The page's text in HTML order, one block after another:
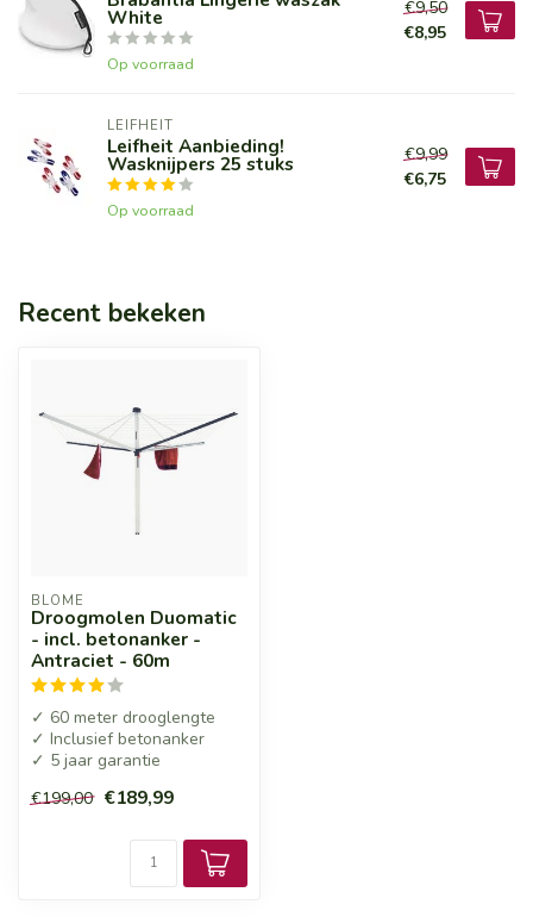
White
Op voorraad
€9,50
€8,95
LEIFHEIT
Leifheit Aanbieding!
Wasknijpers 25 stuks
Op voorraad
€9,99
€6,75
Recent bekeken
BLOME
Droogmolen Duomatic
- incl. betonanker -
Antraciet - 60m
✓ 60 meter drooglengte
✓ Inclusief betonanker
✓ 5 jaar garantie
€199,00 €189,99